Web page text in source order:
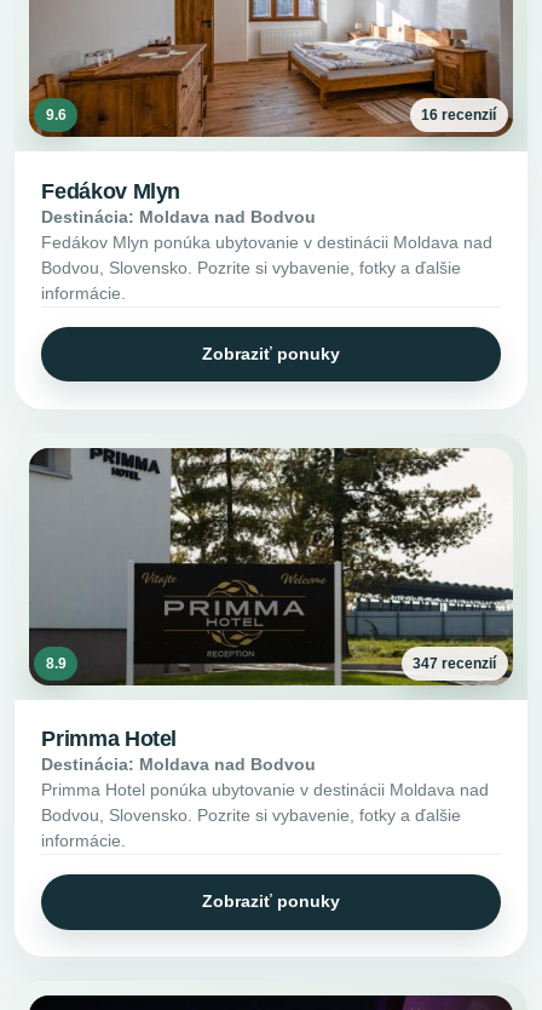
9.6 16 recenzií
Fedákov Mlyn
Destinácia: Moldava nad Bodvou
Fedákov Mlyn ponúka ubytovanie v destinácii Moldava nad
Bodvou, Slovensko. Pozrite si vybavenie, fotky a ďalšie
informácie.
Zobraziť ponuky
8.9 347 recenzií
Primma Hotel
Destinácia: Moldava nad Bodvou
Primma Hotel ponúka ubytovanie v destinácii Moldava nad
Bodvou, Slovensko. Pozrite si vybavenie, fotky a ďalšie
informácie.
Zobraziť ponuky